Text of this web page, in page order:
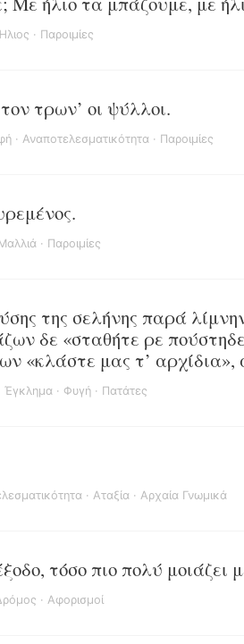
· Παροιμίες
τρων’ οι ψύλλοι.
· Αναποτελεσματικότητα · Παροιμίες
· Παροιμίες
της σελήνης παρά
δε «σταθήτε ρε
«κλάστε μας τ’
Έγκλημα · Φυγή · Πατάτες
· Αταξία · Αρχαία Γνωμικά
τόσο πιο πολύ μοιάζει
· Αφορισμοί